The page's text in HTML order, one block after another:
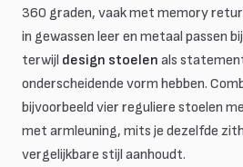
360 graden, vaak met memory
in gewassen leer en metaal passen
terwijl design stoelen als
onderscheidende vorm hebben.
bijvoorbeeld vier reguliere stoelen
met armleuning, mits je dezelfde
vergelijkbare stijl aanhoudt.